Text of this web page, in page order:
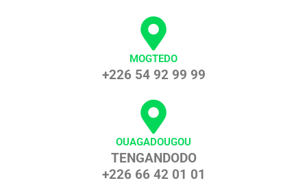
MOGTEDO
+226 54 92 99 99
OUAGADOUGOU
TENGANDODO
+226 66 42 01 01